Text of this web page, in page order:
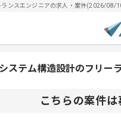
ランスエンジニアの求人・案件(2026/08/
ステム構造設計のフリー
こちらの案件